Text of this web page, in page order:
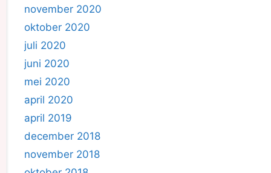
november 2020
oktober 2020
juli 2020
juni 2020
mei 2020
april 2020
april 2019
december 2018
november 2018